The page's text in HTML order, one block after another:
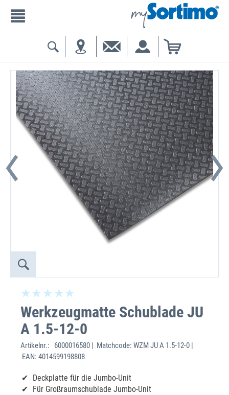
Werkzeugmatte Schublade JU
A 1.5-12-0
Artikelnr.:
6000016580 | Matchcode: WZM JU A 1.5-12-0 |
EAN: 4014599198808
Deckplatte für die Jumbo-Unit
Für Großraumschublade Jumbo-Unit